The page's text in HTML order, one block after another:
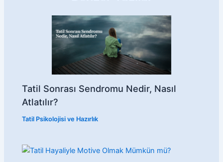
Tatil Sonrası Sendromu Nedir, Nasıl
Atlatılır?
Tatil Psikolojisi ve Hazırlık